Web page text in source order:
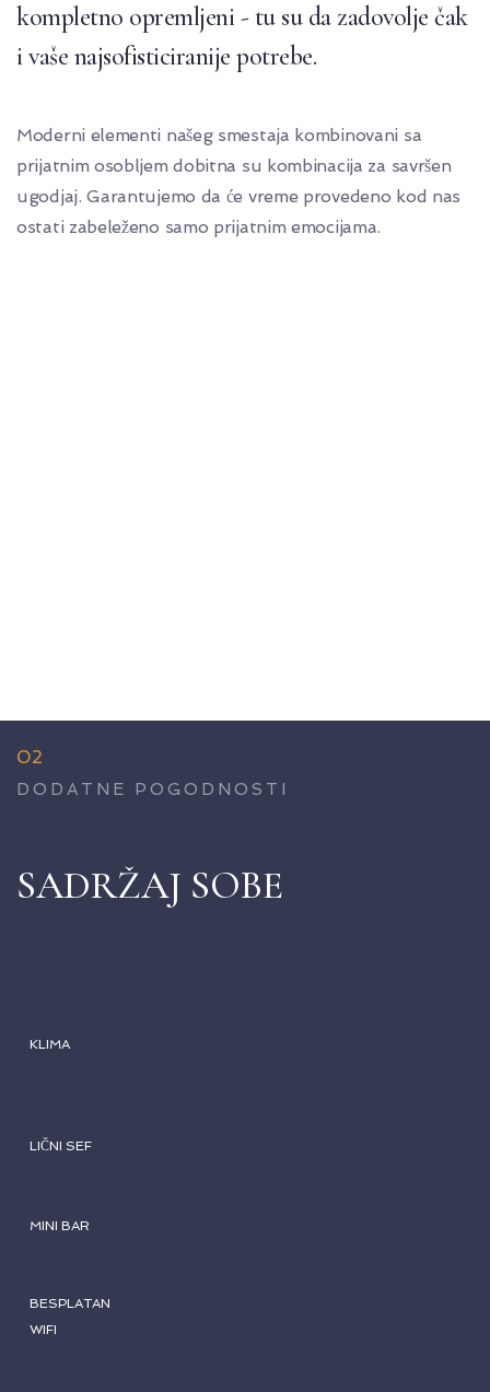
kompletno opremljeni - tu su da zadovolje čak
i vaše najsofisticiranije potrebe.
Moderni elementi našeg smestaja kombinovani sa
prijatnim osobljem dobitna su kombinacija za savršen
ugodjaj. Garantujemo da će vreme provedeno kod nas
ostati zabeleženo samo prijatnim emocijama.
02
DODATNE POGODNOSTI
SADRŽAJ SOBE
KLIMA
LIČNI SEF
MINI BAR
BESPLATAN
WIFI